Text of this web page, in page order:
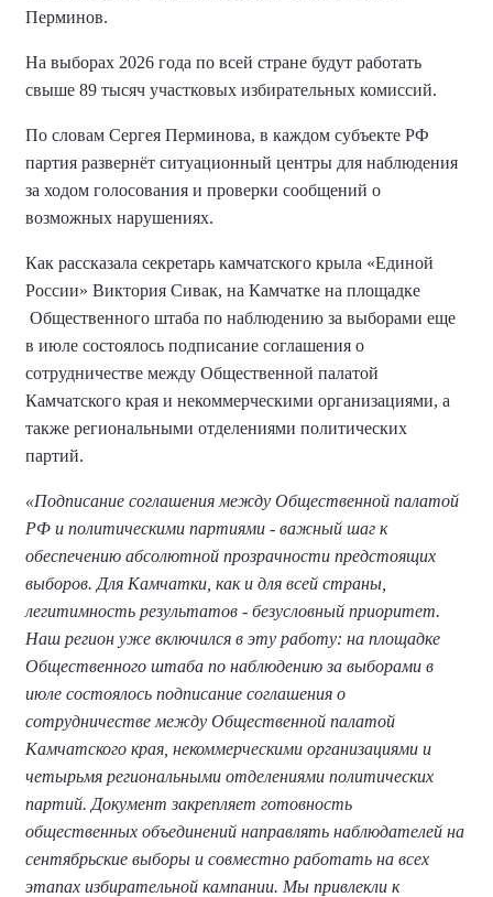
Перминов.
На выборах 2026 года по всей стране будут работать
свыше 89 тысяч участковых избирательных комиссий.
По словам Сергея Перминова, в каждом субъекте РФ
партия развернёт ситуационный центры для наблюдения
за ходом голосования и проверки сообщений о
возможных нарушениях.
Как рассказала секретарь камчатского крыла «Единой
России» Виктория Сивак, на Камчатке на площадке
Общественного штаба по наблюдению за выборами еще
в июле состоялось подписание соглашения о
сотрудничестве между Общественной палатой
Камчатского края и некоммерческими организациями, а
также региональными отделениями политических
партий.
«Подписание соглашения между Общественной палатой
РФ и политическими партиями - важный шаг к
обеспечению абсолютной прозрачности предстоящих
выборов. Для Камчатки, как и для всей страны,
легитимность результатов - безусловный приоритет.
Наш регион уже включился в эту работу: на площадке
Общественного штаба по наблюдению за выборами в
июле состоялось подписание соглашения о
сотрудничестве между Общественной палатой
Камчатского края, некоммерческими организациями и
четырьмя региональными отделениями политических
партий. Документ закрепляет готовность
общественных объединений направлять наблюдателей на
сентябрьские выборы и совместно работать на всех
этапах избирательной кампании. Мы привлекли к